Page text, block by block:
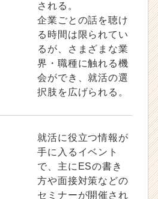
される。
企業ごとの話を聴け
る時間は限られてい
るが、さまざまな業
界・職種に触れる機
会ができ、就活の選
択肢を広げられる。
就活に役立つ情報が
手に入るイベント
で、主にESの書き
方や面接対策などの
セミナーが開催され